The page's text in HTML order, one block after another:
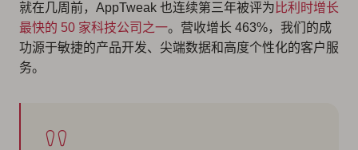
就在几周前，AppTweak 也连续第三年被评为 比利时增长
最快的 50 家科技公司之一。营收增长 463%，我们的成
功源于敏捷的产品开发、尖端数据和高度个性化的客户服
务。